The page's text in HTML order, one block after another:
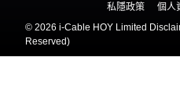
私隱政策
個人
© 2026 i-Cable HOY Limited
Reserved)